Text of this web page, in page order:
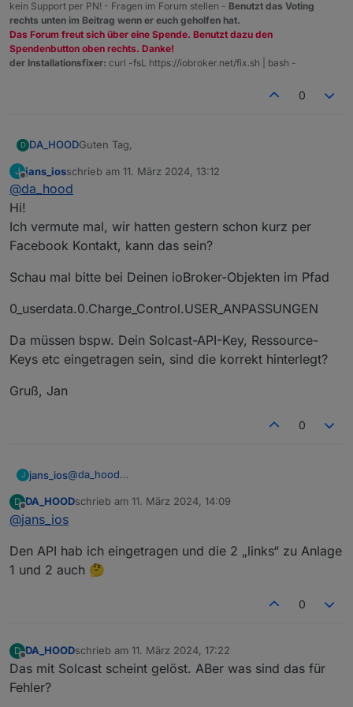
kein Support per PN! - Fragen im Forum stellen - Benutzt das Voting
rechts unten im Beitrag wenn er euch geholfen hat.
Das Forum freut sich über eine Spende. Benutzt dazu den
Spendenbutton oben rechts. Danke!
der Installationsfixer: curl -fsL https://iobroker.net/fix.sh | bash -
0
D DA_HOODGuten Tag,
ich habe gestern versucht das ganze zu installieren,
und habe die ganzen Werte auch eingetragen.
Beim starten des Scripts gibt es auch
Fehlermeldungen aus denen ich nicht schlau werde.
J
Offline
jans_iosschrieb am 11. März 2024, 13:12
zuletzt editiert von
@da_hood
Hi!
Ich vermute mal, wir hatten gestern schon kurz per
Facebook Kontakt, kann das sein?
Schau mal bitte bei Deinen ioBroker-Objekten im Pfad
0_userdata.0.Charge_Control.USER_ANPASSUNGEN
Da müssen bspw. Dein Solcast-API-Key, Ressource-
Keys etc eingetragen sein, sind die korrekt hinterlegt?
Gruß, Jan
0
J jans_ios@da_hood
Ich vermute mal, wir hatten gestern schon kurz per
Facebook Kontakt, kann das sein?
Schau mal bitte bei Deinen ioBroker-Objekten im Pfad
Da müssen bspw. Dein Solcast-API-Key, Ressource-
Keys etc eingetragen sein, sind die korrekt hinterlegt?
D
Offline
DA_HOODschrieb am 11. März 2024, 14:09
zuletzt editiert von
@jans_ios
Den API hab ich eingetragen und die 2 „links“ zu Anlage
1 und 2 auch 🤔
0
D
Offline
DA_HOODschrieb am 11. März 2024, 17:22
zuletzt editiert von
Das mit Solcast scheint gelöst. ABer was sind das für
Fehler?